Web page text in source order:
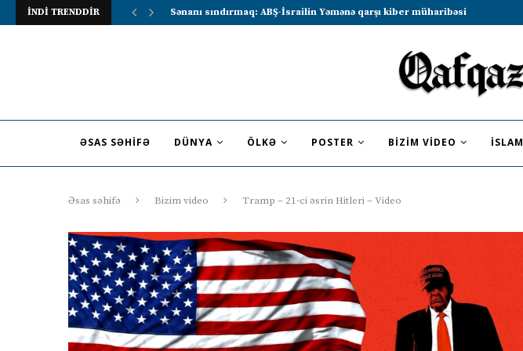
İNDİ TRENDDİR Lavrov Suriya prezidentini Rusiya–Ərəb sammitində iştirak etməyə dəvət...
ƏSAS SƏHIFƏ DÜNYA ÖLKƏ POSTER BIZIM VIDEO İSLAM
Əsas səhifə Bizim video Tramp – 21-ci əsrin Hitleri – Video